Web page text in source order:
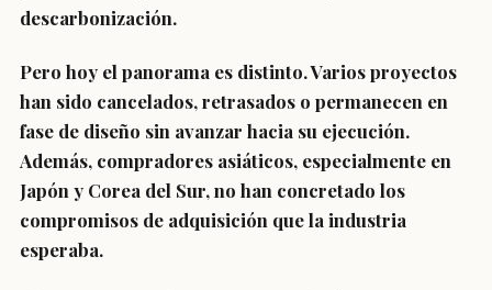
descarbonización.
Pero hoy el panorama es distinto. Varios proyectos
han sido cancelados, retrasados o permanecen en
fase de diseño sin avanzar hacia su ejecución.
Además, compradores asiáticos, especialmente en
Japón y Corea del Sur, no han concretado los
compromisos de adquisición que la industria
esperaba.